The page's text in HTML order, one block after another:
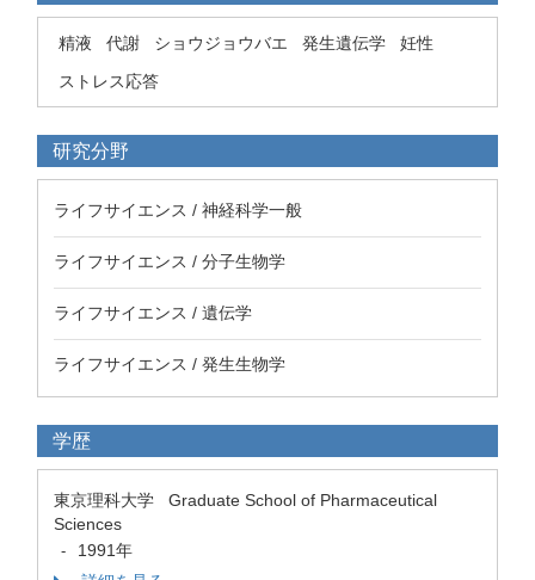
精液 代謝 ショウジョウバエ 発生遺伝学
妊性
ストレス応答
研究分野
ライフサイエンス / 神経科学一般
ライフサイエンス / 分子生物学
ライフサイエンス / 遺伝学
ライフサイエンス / 発生生物学
学歴
東京理科大学 Graduate School of Pharmaceutical
Sciences
-
1991年